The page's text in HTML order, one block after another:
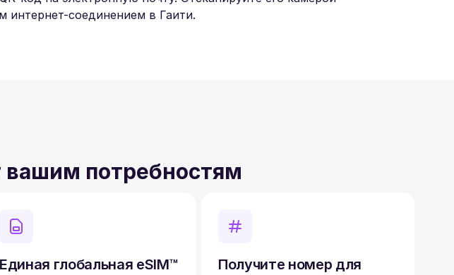
интернет-соединением в Гаити.
вашим потребностям
Единая глобальная eSIM™
Получите номер для